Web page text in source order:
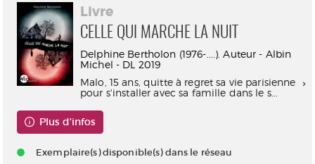
Livre
CELLE QUI MARCHE LA NUIT
Delphine Bertholon (1976-....). Auteur - Albin
Michel - DL 2019
Malo, 15 ans, quitte à regret sa vie parisienne
pour s'installer avec sa famille dans le s...
Plus d'infos
Exemplaire(s) disponible(s) dans le réseau